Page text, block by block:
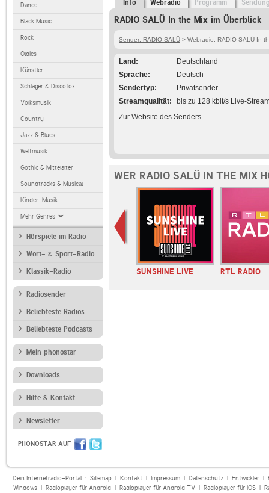
Dance
Black Music
Rock
Oldies
Künstler
Schlager & Discofox
Volksmusik
Country
Jazz & Blues
Weltmusik
Gothic & Mittelalter
Soundtracks & Musical
Kinder-Musik
Mehr Genres
Hörspiele im Radio
Wort- & Sport-Radio
Klassik-Radio
Radiosender
Beliebteste Radios
Beliebteste Podcasts
Mein phonostar
Downloads
Hilfe & Kontakt
Newsletter
PHONOSTAR AUF
Info Webradio Programm
RADIO SALÜ In the Mix im Überblick
Sender: RADIO SALÜ > Webradio: RADIO SALÜ In
Land
Deutschland
Sprache
Deutsch
Sendertyp
Privatsender
Streamqualität
bis zu 128 kbit/s Live-
Zur Website des Senders
WER RADIO SALÜ IN THE MIX
SUNSHINE LIVE RTL RADIO
Dein Internetradio-Portal : Sitemap| Kontakt| Impressum| Datenschutz| Entwickler|
Windows| Radioplayer für Android| Radioplayer für Android TV| Radioplayer für iOS|